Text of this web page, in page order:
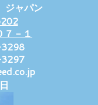
ジャパン
－１